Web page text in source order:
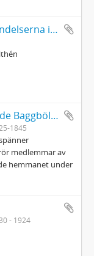
Anteckning om Krigshändelserna i Kurland uti Kon. Karl XIIs tid, under GeneralMajoren C.M. Stuart, af Er. Dahlberg
Gårdshandlingar rörande Baggböle nr 1 i Umeå socken
1845
medlemmar av
hemmanet under
- 1924